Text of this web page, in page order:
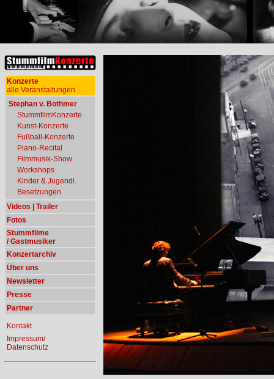
Konzerte
alle Veranstaltungen
Stephan v. Bothmer
StummfilmKonzerte
Kunst-Konzerte
Fußball-Konzerte
Piano-Recital
Filmmusik-Show
Workshops
Kinder & Jugendl.
Besetzungen
Videos | Trailer
Fotos
Stummfilme
/ Gastmusiker
Konzertarchiv
Über uns
Newsletter
Presse
Partner
Kontakt
Impressum/
Datenschutz